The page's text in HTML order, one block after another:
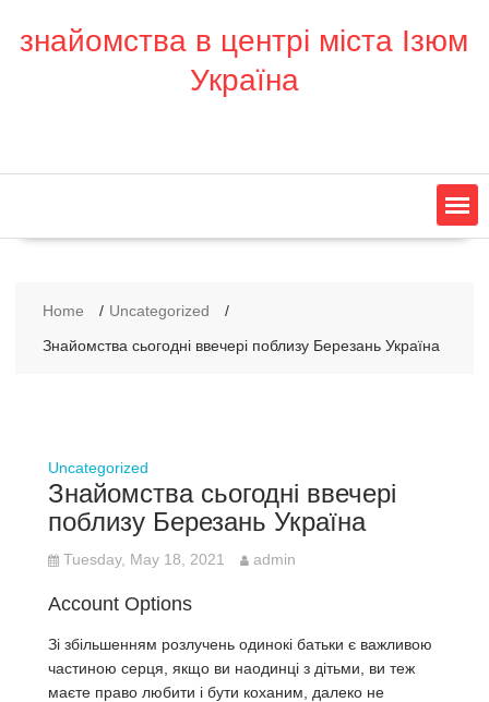
o
знайомства в центрі міста Ізюм
Україна
Home
Uncategorized
Знайомства сьогодні ввечері поблизу Березань Україна
Uncategorized
Знайомства сьогодні ввечері
поблизу Березань Україна
Tuesday, May 18, 2021 admin
Account Options
Зі збільшенням розлучень одинокі батьки є важливою
частиною серця, якщо ви наодинці з дітьми, ви теж
маєте право любити і бути коханим, далеко не